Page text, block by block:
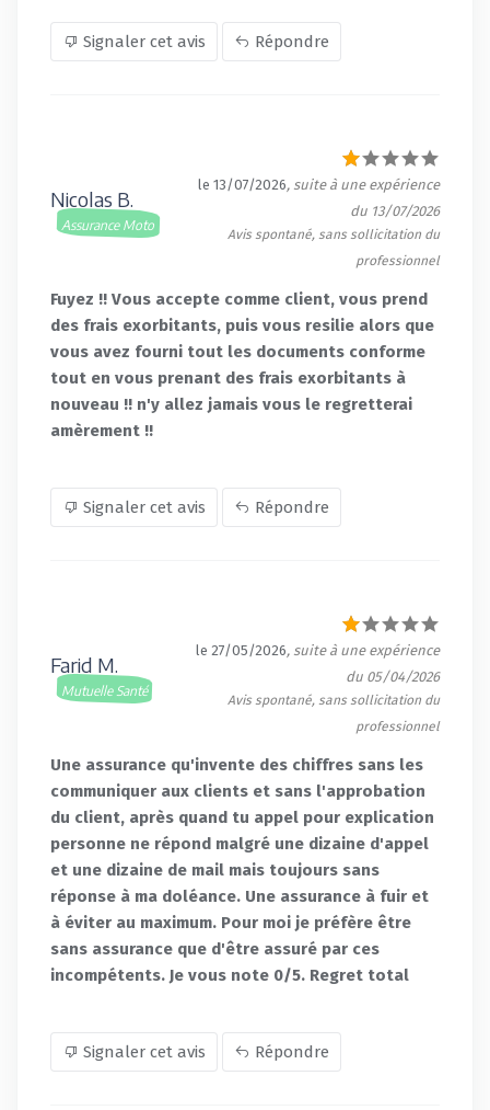
Signaler cet avis Répondre
Nicolas B.
Assurance Moto
le 13/07/2026, suite à une expérience
du 13/07/2026
Avis spontané, sans sollicitation du
professionnel
Fuyez !! Vous accepte comme client, vous prend
des frais exorbitants, puis vous resilie alors que
vous avez fourni tout les documents conforme
tout en vous prenant des frais exorbitants à
nouveau !! n'y allez jamais vous le regretterai
amèrement !!
Signaler cet avis Répondre
Farid M.
Mutuelle Santé
le 27/05/2026, suite à une expérience
du 05/04/2026
Avis spontané, sans sollicitation du
professionnel
Une assurance qu'invente des chiffres sans les
communiquer aux clients et sans l'approbation
du client, après quand tu appel pour explication
personne ne répond malgré une dizaine d'appel
et une dizaine de mail mais toujours sans
réponse à ma doléance. Une assurance à fuir et
à éviter au maximum. Pour moi je préfère être
sans assurance que d'être assuré par ces
incompétents. Je vous note 0/5. Regret total
Signaler cet avis Répondre